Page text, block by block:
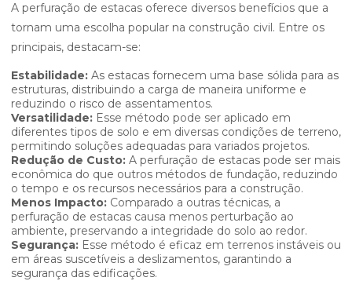
A perfuração de estacas oferece diversos benefícios que a
tornam uma escolha popular na construção civil. Entre os
principais, destacam-se:
Estabilidade: As estacas fornecem uma base sólida para as
estruturas, distribuindo a carga de maneira uniforme e
reduzindo o risco de assentamentos.
Versatilidade: Esse método pode ser aplicado em
diferentes tipos de solo e em diversas condições de terreno,
permitindo soluções adequadas para variados projetos.
Redução de Custo: A perfuração de estacas pode ser mais
econômica do que outros métodos de fundação, reduzindo
o tempo e os recursos necessários para a construção.
Menos Impacto: Comparado a outras técnicas, a
perfuração de estacas causa menos perturbação ao
ambiente, preservando a integridade do solo ao redor.
Segurança: Esse método é eficaz em terrenos instáveis ou
em áreas suscetíveis a deslizamentos, garantindo a
segurança das edificações.